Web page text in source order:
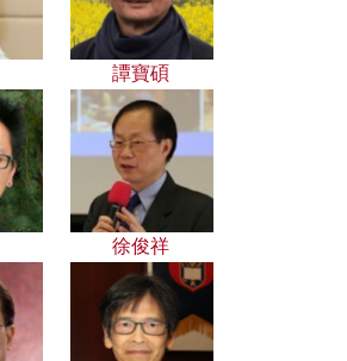
譚寶碩
徐俊祥